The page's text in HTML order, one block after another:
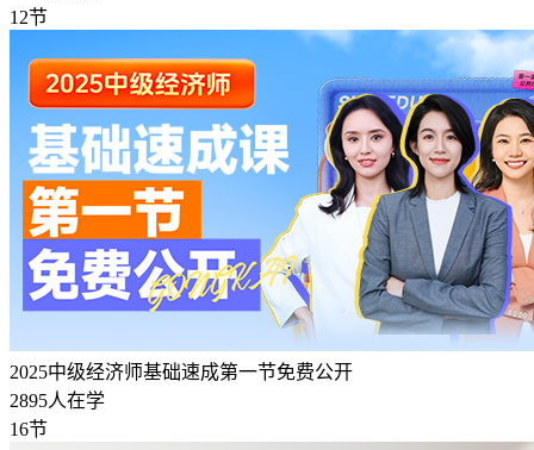
12节
2025中级经济师基础速成第一节免费公开
2895人在学
16节